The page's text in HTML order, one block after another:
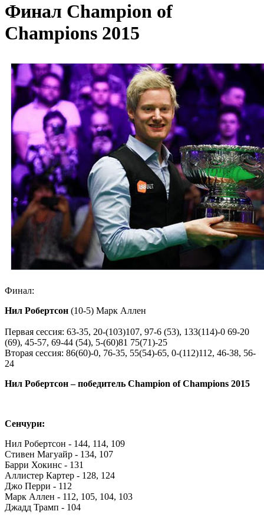
Финал Champion of
Champions 2015
Финал:
Нил Робертсон (10-5) Марк Аллен
Первая сессия: 63-35, 20-(103)107, 97-6 (53), 133(114)-0 69-20
(69), 45-57, 69-44 (54), 5-(60)81 75(71)-25
Вторая сессия: 86(60)-0, 76-35, 55(54)-65, 0-(112)112, 46-38, 56-
24
Нил Робертсон – победитель Champion of Champions 2015
Сенчури:
Нил Робертсон - 144, 114, 109
Стивен Магуайр - 134, 107
Барри Хокинс - 131
Аллистер Картер - 128, 124
Джо Перри - 112
Марк Аллен - 112, 105, 104, 103
Джадд Трамп - 104